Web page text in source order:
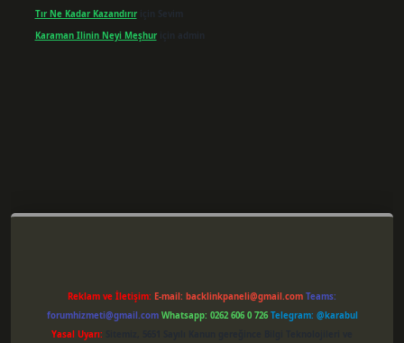
Tır Ne Kadar Kazandırıriçin Sevim
Karaman Ilinin Neyi Meşhuriçin admin
Reklam ve İletişim: E-mail: backlinkpaneli@gmail.com Teams:
forumhizmeti@gmail.com Whatsapp: 0262 606 0 726 Telegram: @karabul
Yasal Uyarı: